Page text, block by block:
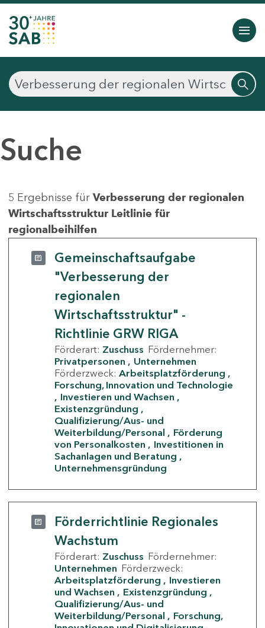
Suche
5 Ergebnisse für Verbesserung der regionalen
Wirtschaftsstruktur Leitlinie für
regionalbeihilfen
Gemeinschaftsaufgabe
"Verbesserung der
regionalen
Wirtschaftsstruktur" -
Richtlinie GRW RIGA
Förderart: Zuschuss Fördernehmer:
Privatpersonen
Unternehmen
Förderzweck: Arbeitsplatzförderung
Forschung, Innovation und Technologie
Investieren und Wachsen
Existenzgründung
Qualifizierung/Aus- und
Weiterbildung/Personal
Förderung
von Personalkosten
Investitionen in
Sachanlagen und Beratung
Unternehmensgründung
Förderrichtlinie Regionales
Wachstum
Förderart: Zuschuss Fördernehmer:
Unternehmen Förderzweck:
Arbeitsplatzförderung
Investieren
und Wachsen
Existenzgründung
Qualifizierung/Aus- und
Weiterbildung/Personal
Forschung,